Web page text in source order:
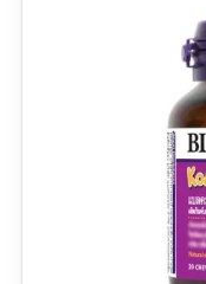
สมอง ทั้งในเรื่อ
การพูด และการเ